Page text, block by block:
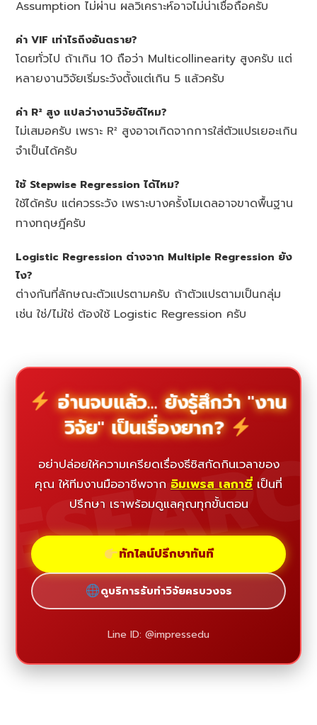
Assumption ไม่ผ่าน ผลวิเคราะห์อาจไม่น่าเชื่อถือครับ
ค่า VIF เท่าไรถึงอันตราย?
โดยทั่วไป ถ้าเกิน 10 ถือว่า Multicollinearity สูงครับ แต่
หลายงานวิจัยเริ่มระวังตั้งแต่เกิน 5 แล้วครับ
ค่า R² สูง แปลว่างานวิจัยดีไหม?
ไม่เสมอครับ เพราะ R² สูงอาจเกิดจากการใส่ตัวแปรเยอะเกิน
จำเป็นได้ครับ
ใช้ Stepwise Regression ได้ไหม?
ใช้ได้ครับ แต่ควรระวัง เพราะบางครั้งโมเดลอาจขาดพื้นฐาน
ทางทฤษฎีครับ
Logistic Regression ต่างจาก Multiple Regression ยัง
ไง?
ต่างกันที่ลักษณะตัวแปรตามครับ ถ้าตัวแปรตามเป็นกลุ่ม
เช่น ใช่/ไม่ใช่ ต้องใช้ Logistic Regression ครับ
อ่านจบแล้ว... ยังรู้สึกว่า "งาน
วิจัย" เป็นเรื่องยาก?
อย่าปล่อยให้ความเครียดเรื่องธีซิสกัดกินเวลาของ
คุณ ให้ทีมงานมืออาชีพจาก อิมเพรส เลกาซี่ เป็นที่
ปรึกษา เราพร้อมดูแลคุณทุกขั้นตอน
ทักไลน์ปรึกษาทันที
ดูบริการรับทำวิจัยครบวงจร
Line ID: @impressedu